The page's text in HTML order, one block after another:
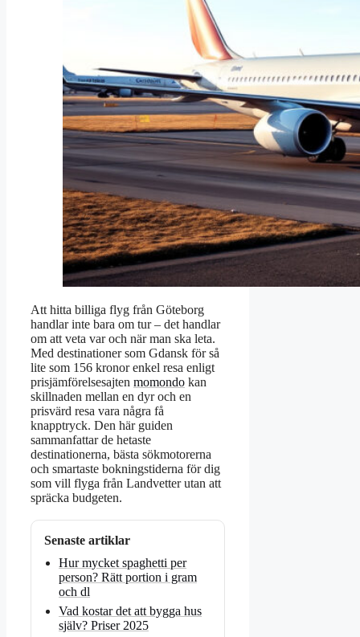
Att hitta billiga flyg från Göteborg
handlar inte bara om tur – det handlar
om att veta var och när man ska leta.
Med destinationer som Gdansk för så
lite som 156 kronor enkel resa enligt
prisjämförelsesajten momondo kan
skillnaden mellan en dyr och en
prisvärd resa vara några få
knapptryck. Den här guiden
sammanfattar de hetaste
destinationerna, bästa sökmotorerna
och smartaste bokningstiderna för dig
som vill flyga från Landvetter utan att
spräcka budgeten.
Senaste artiklar
Hur mycket spaghetti per
person? Rätt portion i gram
och dl
Vad kostar det att bygga hus
själv? Priser 2025